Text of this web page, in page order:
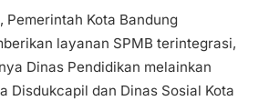
Pemerintah Kota Bandung
layanan SPMB terintegrasi,
Dinas Pendidikan melainkan
Disdukcapil dan Dinas Sosial Kota